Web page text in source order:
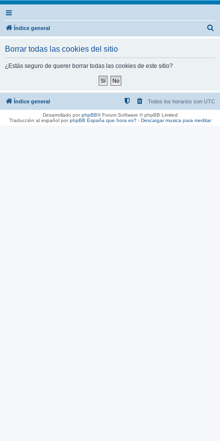
Índice general
Borrar todas las cookies del sitio
¿Estás seguro de querer borrar todas las cookies de este sitio?
Índice general Todos los horarios son UTC
Desarrollado porphpBB® Forum Software © phpBB Limited
Traducción al español porphpBB España que hora es?- Descargar musica para meditar